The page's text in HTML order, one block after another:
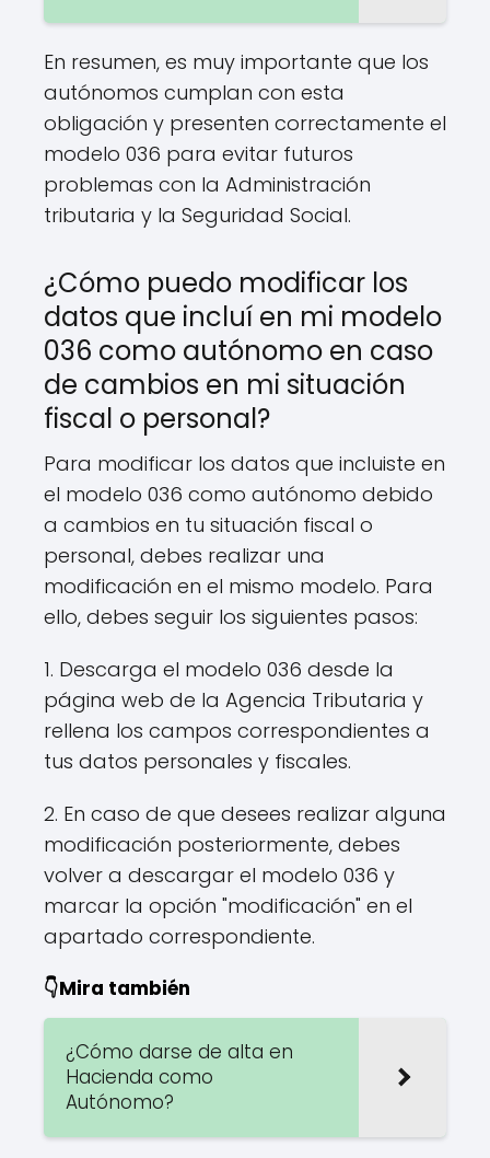
En resumen, es muy importante que los
autónomos cumplan con esta
obligación y presenten correctamente el
modelo 036 para evitar futuros
problemas con la Administración
tributaria y la Seguridad Social.
¿Cómo puedo modificar los
datos que incluí en mi modelo
036 como autónomo en caso
de cambios en mi situación
fiscal o personal?
Para modificar los datos que incluiste en
el modelo 036 como autónomo debido
a cambios en tu situación fiscal o
personal, debes realizar una
modificación en el mismo modelo. Para
ello, debes seguir los siguientes pasos:
1. Descarga el modelo 036 desde la
página web de la Agencia Tributaria y
rellena los campos correspondientes a
tus datos personales y fiscales.
2. En caso de que desees realizar alguna
modificación posteriormente, debes
volver a descargar el modelo 036 y
marcar la opción "modificación" en el
apartado correspondiente.
👇Mira también
¿Cómo darse de alta en
Hacienda como
Autónomo?